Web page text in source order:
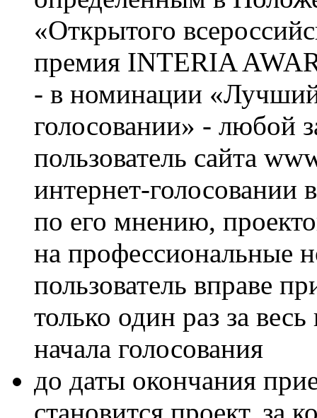
«Открытого
премия INTERIA
- в номинации
голосовании» - любой
пользователь сайта
интернет-голосовании
по его мнению,
на профессиональные
пользователь вправе
только один раз за
начала голосования
до даты окончания
становится проект, за